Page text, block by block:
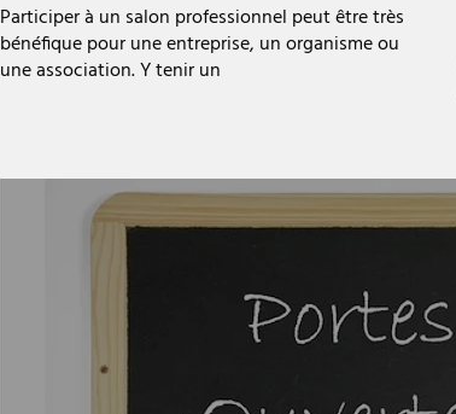
Participer à un salon professionnel peut être très
bénéfique pour une entreprise, un organisme ou
une association. Y tenir un